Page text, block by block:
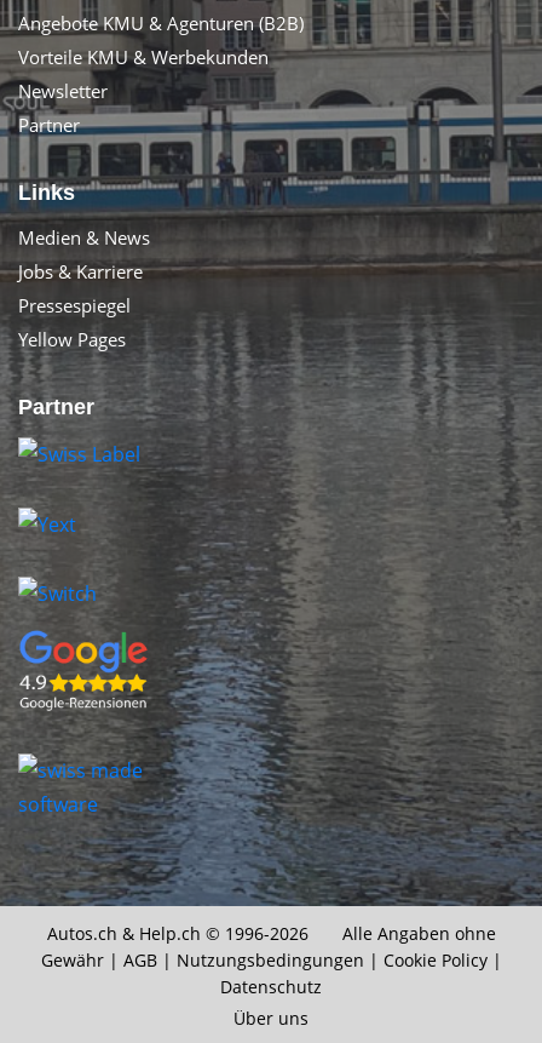
Angebote KMU & Agenturen (B2B)
Vorteile KMU & Werbekunden
Newsletter
Partner
Links
Medien & News
Jobs & Karriere
Pressespiegel
Yellow Pages
Partner
Autos.ch & Help.ch © 1996-2026 Alle Angaben ohne
Gewähr | AGB| Nutzungsbedingungen | Cookie Policy|
Datenschutz
Über uns